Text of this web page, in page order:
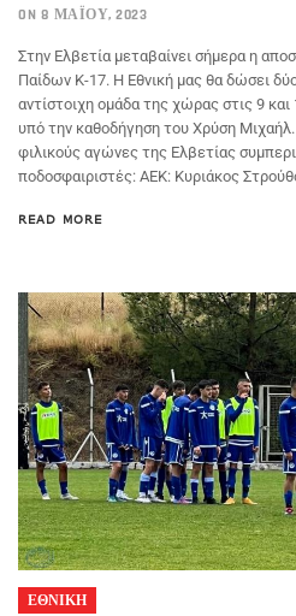
ON 8 ΜΑΪ́ΟΥ, 2023
Στην Ελβετία μεταβαίνει σήμερα η
Παίδων Κ-17. Η Εθνική μας θα δώσει
αντίστοιχη ομάδα της χώρας στις 9
υπό την καθοδήγηση του Χρύση
φιλικούς αγώνες της Ελβετίας
ποδοσφαιριστές: ΑΕΚ: Κυριάκος
READ MORE
ΕΘΝΙΚΗ